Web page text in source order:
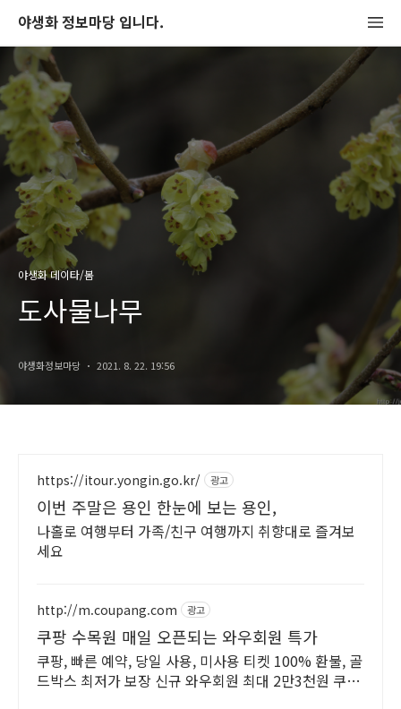
야생화 정보마당 입니다.
야생화 데이타/봄
도사물나무
야생화정보마당 2021. 8. 22. 19:56
https://itour.yongin.go.kr/ 광고
이번 주말은 용인 한눈에 보는 용인,
나홀로 여행부터 가족/친구 여행까지 취향대로 즐겨보
세요
http://m.coupang.com 광고
쿠팡 수목원 매일 오픈되는 와우회원 특가
쿠팡, 빠른 예약, 당일 사용, 미사용 티켓 100% 환불, 골
드박스 최저가 보장 신규 와우회원 최대 2만3천원 쿠폰